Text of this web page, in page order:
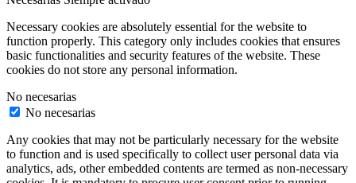
Necessary cookies are absolutely essential for the website to
function properly. This category only includes cookies that ensures
basic functionalities and security features of the website. These
cookies do not store any personal information.
No necesarias
No necesarias
Any cookies that may not be particularly necessary for the website
to function and is used specifically to collect user personal data via
analytics, ads, other embedded contents are termed as non-necessary